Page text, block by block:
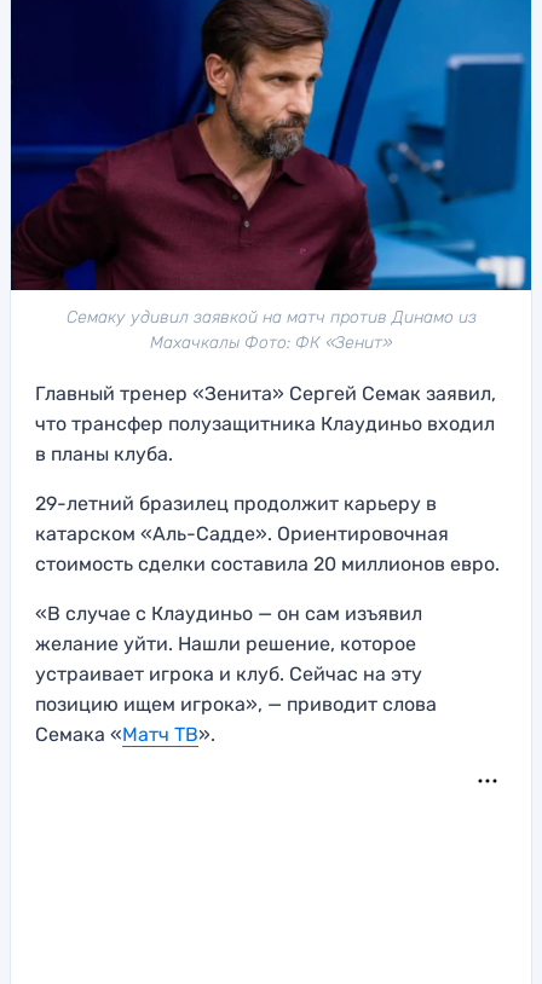
Семаку удивил заявкой на матч против Динамо из
Махачкалы Фото: ФК «Зенит»
Главный тренер «Зенита» Сергей Семак заявил,
что трансфер полузащитника Клаудиньо входил
в планы клуба.
29-летний бразилец продолжит карьеру в
катарском «Аль-Садде». Ориентировочная
стоимость сделки составила 20 миллионов евро.
«В случае с Клаудиньо — он сам изъявил
желание уйти. Нашли решение, которое
устраивает игрока и клуб. Сейчас на эту
позицию ищем игрока», — приводит слова
Семака «Матч ТВ».